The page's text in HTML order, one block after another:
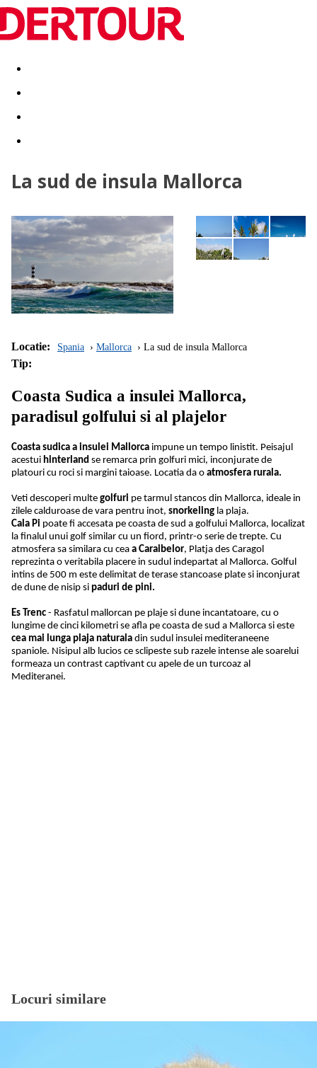
Destinatii Vacanta perfecta OFERTE DE NERATAT
La sud de insula Mallorca
Locatie: Spania Mallorca La sud de insula Mallorca
Tip:
Coasta Sudica a insulei Mallorca,
paradisul golfului si al plajelor
Coasta sudica a insulei Mallorca impune un tempo linistit. Peisajul
acestui hinterland se remarca prin golfuri mici, inconjurate de
platouri cu roci si margini taioase. Locatia da o atmosfera rurala.
Veti descoperi multe golfuri pe tarmul stancos din Mallorca, ideale in
zilele calduroase de vara pentru inot, snorkeling la plaja.
Cala Pi poate fi accesata pe coasta de sud a golfului Mallorca, localizat
la finalul unui golf similar cu un fiord, printr-o serie de trepte. Cu
atmosfera sa similara cu cea a Caraibelor, Platja des Caragol
reprezinta o veritabila placere in sudul indepartat al Mallorca. Golful
intins de 500 m este delimitat de terase stancoase plate si inconjurat
de dune de nisip si paduri de pini.
Es Trenc - Rasfatul mallorcan pe plaje si dune incantatoare, cu o
lungime de cinci kilometri se afla pe coasta de sud a Mallorca si este
cea mai lunga plaja naturala din sudul insulei mediteraneene
spaniole. Nisipul alb lucios ce sclipeste sub razele intense ale soarelui
formeaza un contrast captivant cu apele de un turcoaz al
Mediteranei.
Locuri similare